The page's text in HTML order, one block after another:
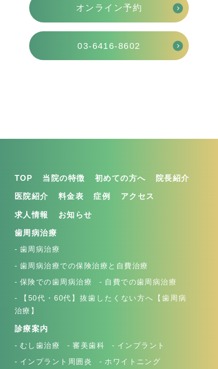
オンライン予約
03-6416-8602
TOP 当院の特徴 初めての方へ 院長紹介
医院紹介 料金表 症例 アクセス
求人情報 お知らせ
歯周病治療
歯周病治療
歯周病治療での保険治療と自費治療
保険での歯周病治療 自費での歯周病治療
【50代・60代】抜歯したくない方へ【歯周病
治療】
診療案内
むし歯治療 審美歯科 インプラント
インプラント周囲炎 ホワイトニング